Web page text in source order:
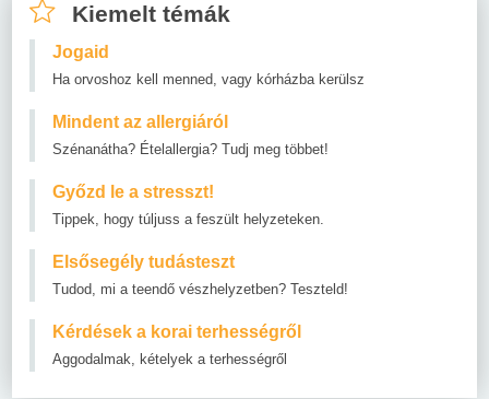
Kiemelt témák
Jogaid
Ha orvoshoz kell menned, vagy kórházba kerülsz
Mindent az allergiáról
Szénanátha? Ételallergia? Tudj meg többet!
Győzd le a stresszt!
Tippek, hogy túljuss a feszült helyzeteken.
Elsősegély tudásteszt
Tudod, mi a teendő vészhelyzetben? Teszteld!
Kérdések a korai terhességről
Aggodalmak, kételyek a terhességről